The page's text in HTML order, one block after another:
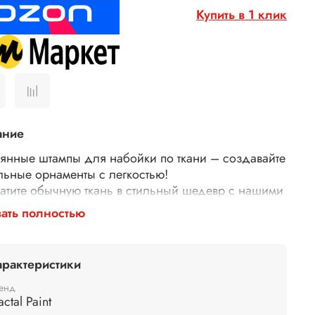
Купить в 1 клик
штампы для набойки по ткани – создавайте
орнаменты с легкостью!
обычную ткань в стильный шедевр с нашими
штампами для набойки! Идеально
для декора одежды, текстиля, сумок,
выбирают наши штампы?
– изготовлены из дерева.
оттиск – резные узоры и орнаменты гарантируют
и красивый рисунок.
полностью
Paint